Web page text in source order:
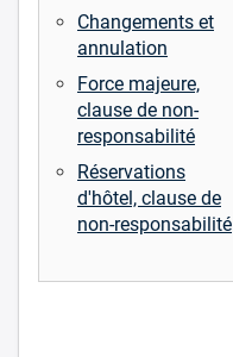
Changements et
annulation
Force majeure,
clause de non-
responsabilité
Réservations
d'hôtel, clause de
non-responsabilité